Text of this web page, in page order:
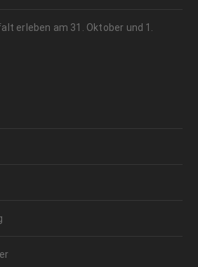
erleben am 31. Oktober und 1.